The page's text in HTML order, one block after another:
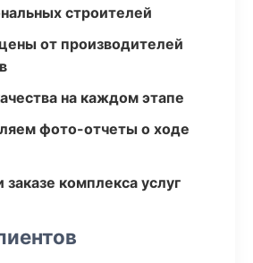
строителей
от производителей
на каждом этапе
фото-отчеты о ходе
комплекса услуг